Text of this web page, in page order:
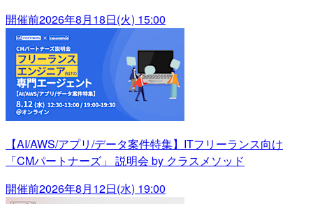
開催前2026年8月18日(火) 15:00
【AI/AWS/アプリ/データ案件特集】ITフリーランス向け
「CMパートナーズ」 説明会 by クラスメソッド
開催前2026年8月12日(水) 19:00